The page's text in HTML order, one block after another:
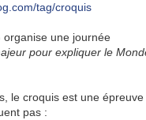
tag/croquis
organise une journée
pour expliquer le
le croquis est une épreuve
pas :